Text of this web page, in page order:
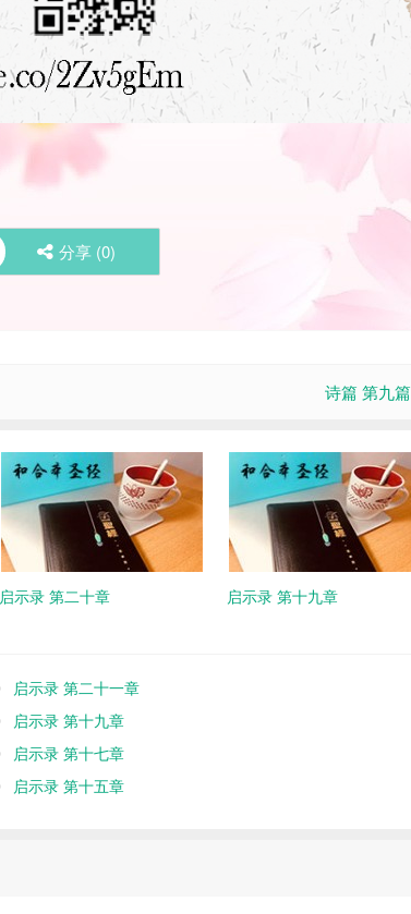
分享 (0)
诗篇 第九篇
启示录 第二十章 启示录 第十九章
启示录 第二十一章
启示录 第十九章
启示录 第十七章
启示录 第十五章